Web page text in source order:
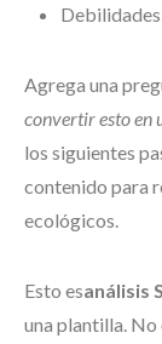
Agrega una
convertir esto en
los siguientes
contenido para
ecológicos.
Esto esanálisis
una plantilla. No